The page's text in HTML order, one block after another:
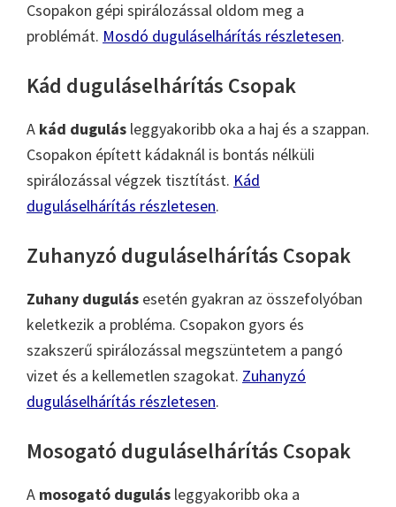
Csopakon gépi spirálozással oldom meg a
problémát. Mosdó duguláselhárítás részletesen.
Kád duguláselhárítás Csopak
A kád dugulás leggyakoribb oka a haj és a szappan.
Csopakon épített kádaknál is bontás nélküli
spirálozással végzek tisztítást. Kád
duguláselhárítás részletesen.
Zuhanyzó duguláselhárítás Csopak
Zuhany dugulás esetén gyakran az összefolyóban
keletkezik a probléma. Csopakon gyors és
szakszerű spirálozással megszüntetem a pangó
vizet és a kellemetlen szagokat. Zuhanyzó
duguláselhárítás részletesen.
Mosogató duguláselhárítás Csopak
A mosogató dugulás leggyakoribb oka a